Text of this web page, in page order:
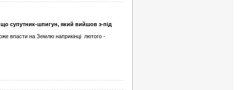
супутник-шпигун, який вийшов з-під
впасти на Землю наприкінці лютого -